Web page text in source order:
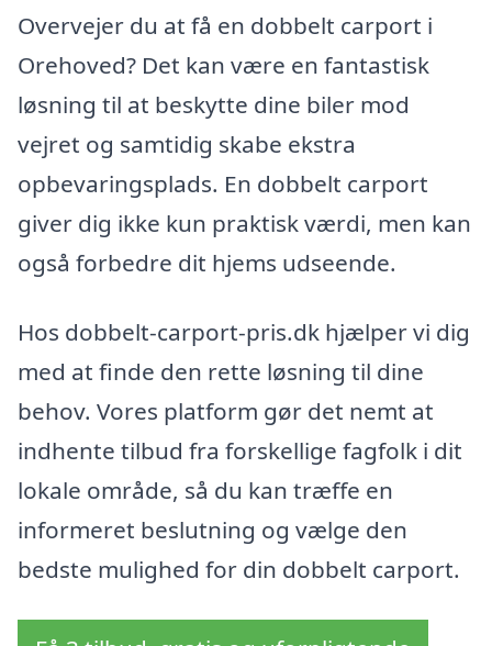
Overvejer du at få en dobbelt carport i
Orehoved? Det kan være en fantastisk
løsning til at beskytte dine biler mod
vejret og samtidig skabe ekstra
opbevaringsplads. En dobbelt carport
giver dig ikke kun praktisk værdi, men kan
også forbedre dit hjems udseende.
Hos dobbelt-carport-pris.dk hjælper vi dig
med at finde den rette løsning til dine
behov. Vores platform gør det nemt at
indhente tilbud fra forskellige fagfolk i dit
lokale område, så du kan træffe en
informeret beslutning og vælge den
bedste mulighed for din dobbelt carport.